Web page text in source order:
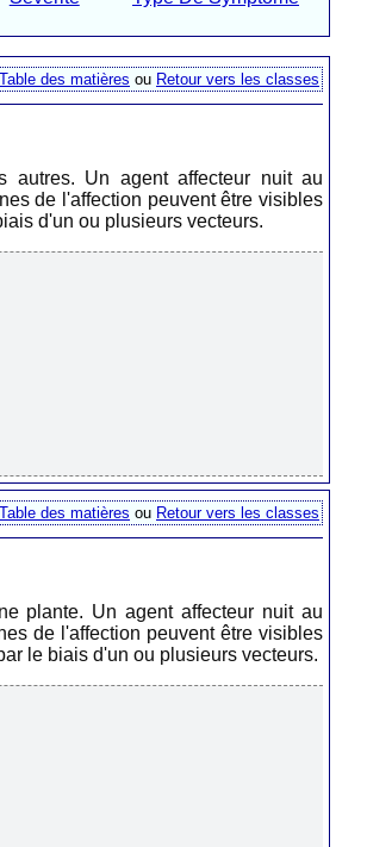
Table des matières ou Retour vers les classes
autres. Un agent affecteur nuit au
de l'affection peuvent être visibles
d'un ou plusieurs vecteurs.
Table des matières ou Retour vers les classes
plante. Un agent affecteur nuit au
de l'affection peuvent être visibles
le biais d'un ou plusieurs vecteurs.